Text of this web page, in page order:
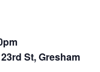
St, Gresham